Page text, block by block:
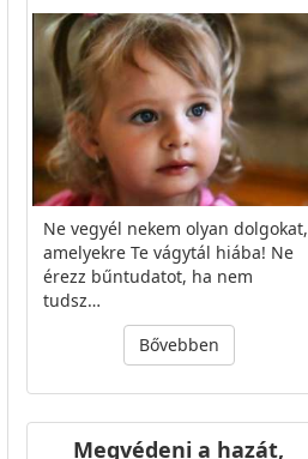
Ne vegyél nekem olyan dolgokat,
amelyekre Te vágytál hiába! Ne
érezz bűntudatot, ha nem
tudsz…
Bővebben
Megvédeni a hazát,